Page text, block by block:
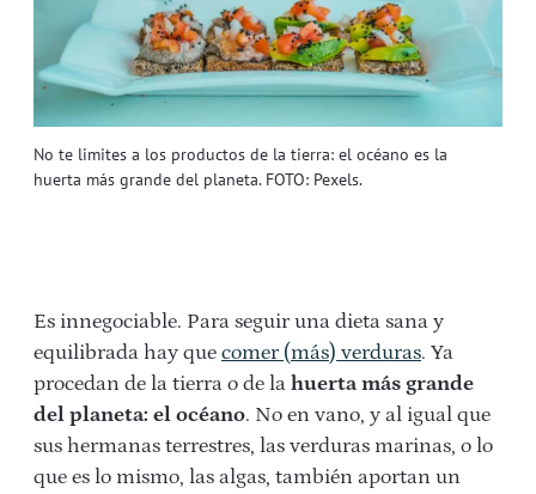
No te limites a los productos de la tierra: el océano es la
huerta más grande del planeta. FOTO: Pexels.
Es innegociable. Para seguir una dieta sana y
equilibrada hay que comer (más) verduras. Ya
procedan de la tierra o de la huerta más grande
del planeta: el océano. No en vano, y al igual que
sus hermanas terrestres, las verduras marinas, o lo
que es lo mismo, las algas, también aportan un